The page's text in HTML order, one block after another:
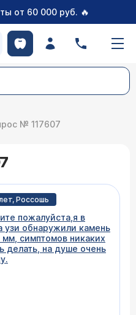
от 60 000 руб. 🔥
№ 117607
Россошь
пожалуйста,я в
узи обнаружили камень
симптомов никаких
делать, на душе очень